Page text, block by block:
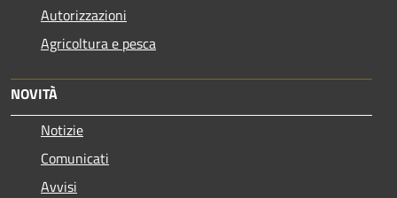
Autorizzazioni
Agricoltura e pesca
NOVITÀ
Notizie
Comunicati
Avvisi